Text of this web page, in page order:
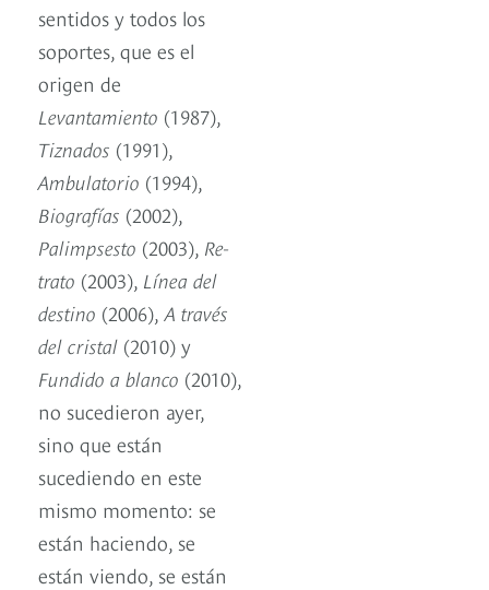
sentidos y todos los
soportes, que es el
origen de
Levantamiento (1987),
Tiznados (1991),
Ambulatorio (1994),
Biografías (2002),
Palimpsesto (2003), Re-
trato (2003), Línea del
destino (2006), A través
del cristal (2010) y
Fundido a blanco (2010),
no sucedieron ayer,
sino que están
sucediendo en este
mismo momento: se
están haciendo, se
están viendo, se están